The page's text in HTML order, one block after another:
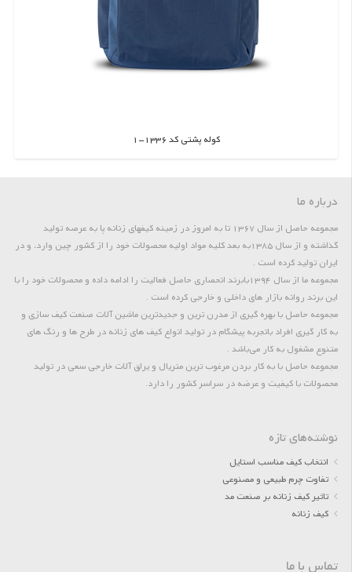
کوله پشتی کد 1336-1
اطلاعات بیشتر
درباره ما
مجموعه حاصل از سال 1367 تا به امروز در زمینه کیفهای زنانه پا به عرصه تولید
گذاشته و از سال 1385به بعد کلیه مواد اولیه محصولات خود را از کشور چین وارد، و در
ایران تولید کرده است .
مجموعه ما از سال 1394بابرند انحصاری حاصل فعالیت را ادامه داده و محصولات خود را با
این برند روانه بازار های داخلی و خارجی کرده است .
مجموعه حاصل با بهره گیری از مدرن ترین و جدیدترین ماشین آلات صنعت کیف سازی و
به کار گیری افراد باتجربه پیشگام در تولید انواع کیف های زنانه در طرح ها و رنگ های
متنوع مشغول به کار می‌باشد .
مجموعه حاصل با به کار بردن مرغوب ترین متریال و یراق آلات خارجی سعی در تولید
محصولات با کیفیت و عرضه در سراسر کشور را دارد.
نوشته‌های تازه
انتخاب کیف مناسب استایل
تفاوت چرم طبیعی و مصنوعی
تاثیر کیف زنانه بر صنعت مد
کیف زنانه
تماس با ما